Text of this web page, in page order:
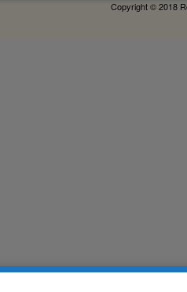
Copyright © 2018